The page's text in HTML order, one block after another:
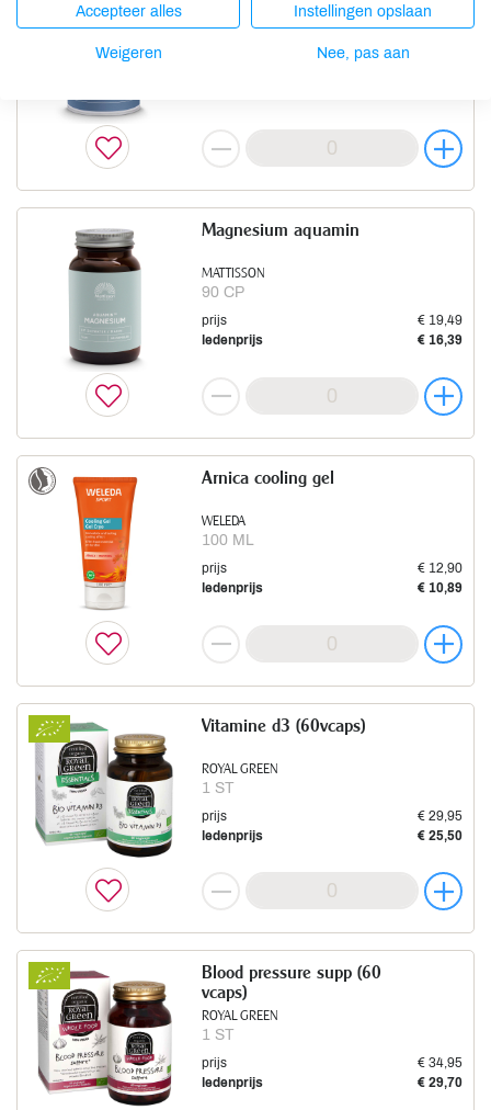
MATTISSON
MATTISSON
90 CP
Magnesium aquamin
prijs
€ 19,49
ledenprijs
€ 16,39
WELEDA
100 ML
Arnica cooling gel
prijs
€ 12,90
ledenprijs
€ 10,89
ROYAL GREEN
1 ST
Vitamine d3 (60vcaps)
prijs
€ 29,95
ledenprijs
€ 25,50
ROYAL GREEN
1 ST
Blood pressure supp (60
vcaps)
prijs
€ 34,95
ledenprijs
€ 29,70
Accepteer alles Instellingen opslaan
Weigeren Nee, pas aan